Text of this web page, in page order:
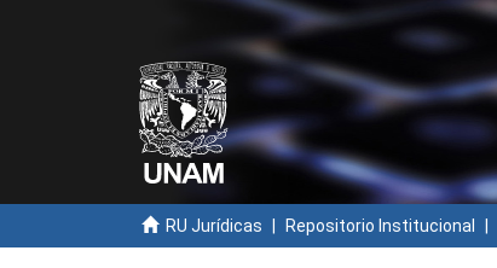
RU Jurídicas Repositorio Institucional